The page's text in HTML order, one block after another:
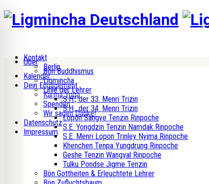
Kontakt
Berlin
Kalender
Dein Engagement
Karma Yoga
Spenden
Wir sagen Danke!
Datenschutz
Impressum
Über
Bön Buddhismus
Ligmincha
Linie der Lehrer
S.H., der 33. Menri Trizin
S.H., der 34. Menri Trizin
Lopön Sangye Tenzin Rinpoche
S.E. Yongdzin Tenzin Namdak Rinpoche
S.E. Menri Lopon Trinley Nyima Rinpoche
Khenchen Tenpa Yungdrung Rinpoche
Geshe Tenzin Wangyal Rinpoche
Tulku Pondse Jigme Tenzin
Bön Gottheiten & Erleuchtete Lehrer